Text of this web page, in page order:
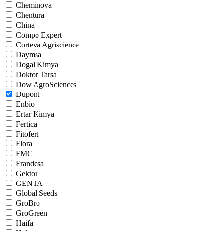
Cheminova
Chentura
China
Compo Expert
Corteva Agriscience
Daymsa
Dogal Kimya
Doktor Tarsa
Dow AgroSciences
Dupont
Enbio
Ertar Kimya
Fertica
Fitofert
Flora
FMC
Frandesa
Gektor
GENTA
Global Seeds
GroBro
GroGreen
Haifa